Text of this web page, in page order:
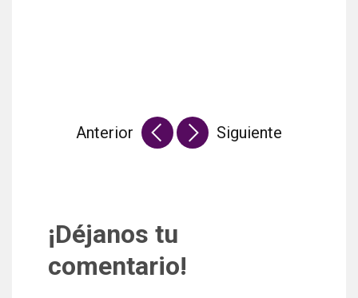
Anterior Siguiente
¡Déjanos tu
comentario!